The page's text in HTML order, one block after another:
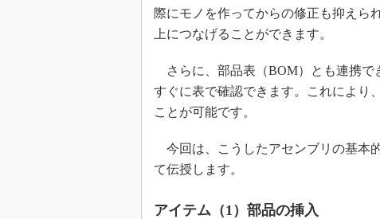
際にモノを作ってからの修正も抑えら
上につなげることができます。
さらに、部品表（BOM）とも連携で
すぐに表で確認できます。これにより
ことが可能です。
今回は、こうしたアセンブリの基本
て伝授します。
アイテム（1）部品の挿入